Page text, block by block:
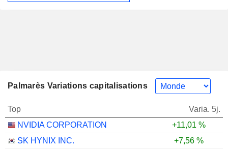
Palmarès Variations capitalisations
Top
Varia. 5j.
NVIDIA CORPORATION
+11,01 %
SK HYNIX INC.
+7,56 %